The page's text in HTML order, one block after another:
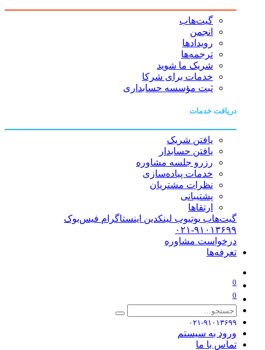
گیت‌هاب
انجمن
رویدادها
ترجمه‌ها
شریک ما شوید
خدمات برای شرکا
ثبت مؤسسه حسابداری
دریافت خدمات
یافتن شریک
یافتن حسابدار
رزرو جلسه مشاوره
خدمات پیاده‌سازی
نظرات مشتریان
پشتیبانی
ارتقاها
گیت‌هاب یوتیوب لینکدین اینستاگرام فیس‌بوک
۰۲۱-۹۱۰۱۳۶۹۹
درخواست مشاوره
تعرفه‌ها
0
0
۰۲۱-۹۱۰۱۳۶۹۹
ورود به سیستم
تماس با ما